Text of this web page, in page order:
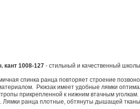
кант 1008-127 - cтильный и качественный
спинка ранца повторяет строение
Рюкзак имеет удобные лямки
прикрепленной к нижним втачным
Лямки ранца плотные, обтянуты дышащей